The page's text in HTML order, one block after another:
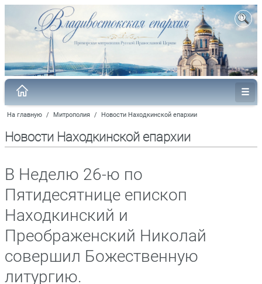
На главную / Митрополия / Новости Находкинской епархии
Новости Находкинской епархии
В Неделю 26-ю по
Пятидесятнице епископ
Находкинский и
Преображенский Николай
совершил Божественную
литургию.